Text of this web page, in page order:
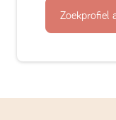
Zoekprofiel